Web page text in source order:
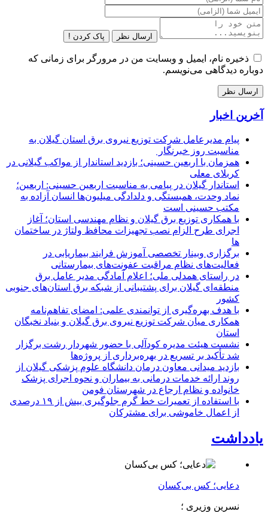
ارسال نظر پاک کردن !
ذخیره نام، ایمیل و وبسایت من در مرورگر برای زمانی که
دوباره دیدگاهی می‌نویسم.
آخرین اخبار
پیام مدیرعامل شركت توزیع نیروی برق استان گیلان به
مناسبت روز خبرنگار ‌
همزمان با اربعین حسینی؛ بازدید استاندار از مواکب گیلانی در
کربلای معلی
استاندار گیلان در پیامی به مناسبت اربعین حسینی: اربعین؛
نماد وحدت، همبستگی و دلدادگی میلیون‌ها انسان آزاده به
مکتب حسینی است
با همکاری توزیع برق گیلان و نظام مهندسی استان؛ آغاز
اجرای طرح الزام نصب تجهیزات محافظ ولتاژ در ساختمان
ها
برگزاری وبینار تخصصی آموزش فرایند بیماریابی در
فعالیت‌های نظام مراقبت عفونت‌های بیمارستانی
در راستای همدلی ملی؛ اعلام آمادگی مدیر عامل برق
منطقه‌ای گیلان برای پشتیبانی از شبكه برق استان‌های جنوبی
كشور
با هدف بهره‌گیری از توانمندی علمی: امضای تفاهم‌نامه
همكاری میان شركت توزیع نیروی برق گیلان و بنیاد نخبگان
استان
نشست هیئت مدیره کودآلی با حضور شهردار رشت برگزار
شد تأکید بر تسریع در بهره‌برداری از پروژه‌ها
بازدید میدانی معاون درمان دانشگاه علوم پزشکی گیلان از
روند ارائه خدمات درمانی به بیماران و نحوه اجرای پزشک
خانواده و نظام ارجاع در شهرستان فومن
با استفاده از تعمیرات خط گرم جلوگیری بیش از ۱۹ درصدی
از اعمال خاموشی برای مشتركان
یادداشت
دعایی؛ کس بی‌کسان
نسرین وزیری ؛